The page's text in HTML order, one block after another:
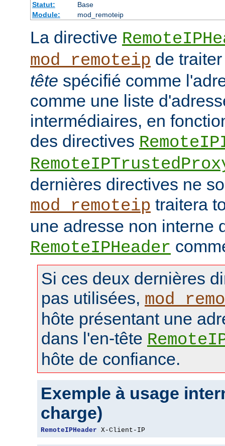
Statut:
Base
Module:
mod_remoteip
La directive
mod_remoteip de
tête spécifié comme
comme une liste
intermédiaires, en
des directives
dernières directives ne
mod_remoteip traitera
une adresse non interne
RemoteIPHeader
Si ces deux dernières
pas utilisées,
hôte présentant une
dans l'en-tête
hôte de confiance.
Exemple à usage
charge)
RemoteIPHeader X-Client-IP